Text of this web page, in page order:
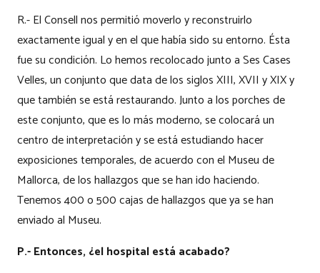
R.- El Consell nos permitió moverlo y reconstruirlo
exactamente igual y en el que había sido su entorno. Ésta
fue su condición. Lo hemos recolocado junto a Ses Cases
Velles, un conjunto que data de los siglos XIII, XVII y XIX y
que también se está restaurando. Junto a los porches de
este conjunto, que es lo más moderno, se colocará un
centro de interpretación y se está estudiando hacer
exposiciones temporales, de acuerdo con el Museu de
Mallorca, de los hallazgos que se han ido haciendo.
Tenemos 400 o 500 cajas de hallazgos que ya se han
enviado al Museu.
P.- Entonces, ¿el hospital está acabado?